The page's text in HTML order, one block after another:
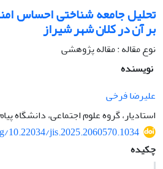
تحلیل جامعه شناختی احساس
بر آن در کلان شهر شیراز
نوع مقاله : مقاله پژوهشی
نویسنده
علیرضا فرخی
استادیار، گروه علوم اجتماعی، دانشگاه
10.22034/jis.2025.2060570.1034
چکیده